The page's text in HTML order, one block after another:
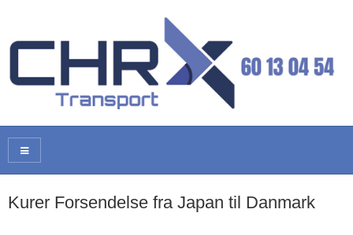
Kurer Forsendelse fra Japan til Danmark